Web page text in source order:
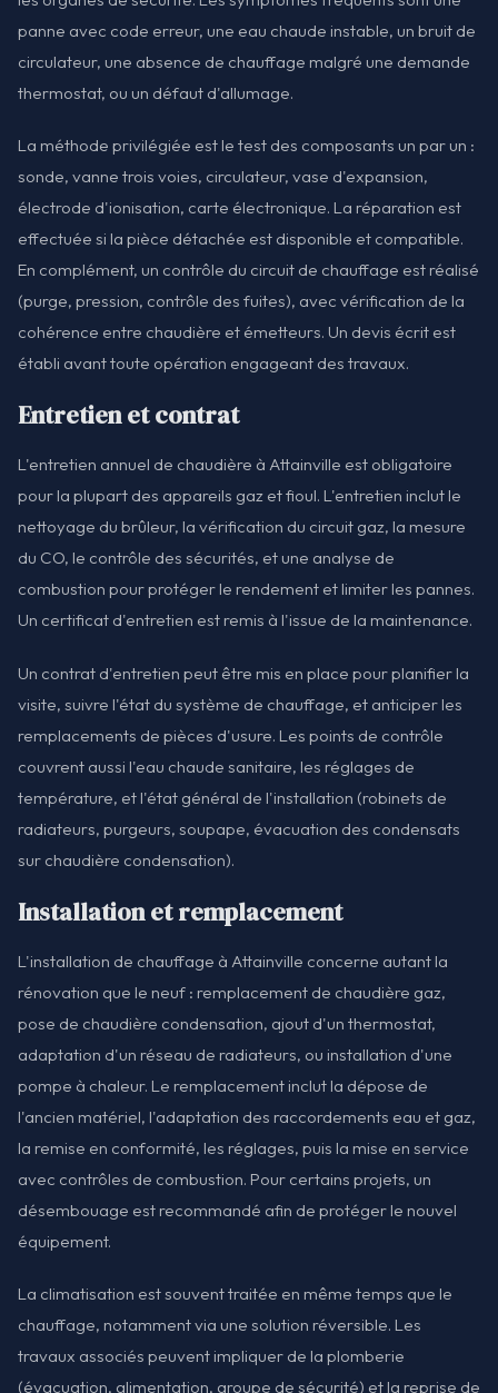
panne avec code erreur, une eau chaude instable, un bruit de
circulateur, une absence de chauffage malgré une demande
thermostat, ou un défaut d'allumage.
La méthode privilégiée est le test des composants un par un :
sonde, vanne trois voies, circulateur, vase d'expansion,
électrode d'ionisation, carte électronique. La réparation est
effectuée si la pièce détachée est disponible et compatible.
En complément, un contrôle du circuit de chauffage est réalisé
(purge, pression, contrôle des fuites), avec vérification de la
cohérence entre chaudière et émetteurs. Un devis écrit est
établi avant toute opération engageant des travaux.
Entretien et contrat
L'entretien annuel de chaudière à Attainville est obligatoire
pour la plupart des appareils gaz et fioul. L'entretien inclut le
nettoyage du brûleur, la vérification du circuit gaz, la mesure
du CO, le contrôle des sécurités, et une analyse de
combustion pour protéger le rendement et limiter les pannes.
Un certificat d'entretien est remis à l'issue de la maintenance.
Un contrat d'entretien peut être mis en place pour planifier la
visite, suivre l'état du système de chauffage, et anticiper les
remplacements de pièces d'usure. Les points de contrôle
couvrent aussi l'eau chaude sanitaire, les réglages de
température, et l'état général de l'installation (robinets de
radiateurs, purgeurs, soupape, évacuation des condensats
sur chaudière condensation).
Installation et remplacement
L'installation de chauffage à Attainville concerne autant la
rénovation que le neuf : remplacement de chaudière gaz,
pose de chaudière condensation, ajout d'un thermostat,
adaptation d'un réseau de radiateurs, ou installation d'une
pompe à chaleur. Le remplacement inclut la dépose de
l'ancien matériel, l'adaptation des raccordements eau et gaz,
la remise en conformité, les réglages, puis la mise en service
avec contrôles de combustion. Pour certains projets, un
désembouage est recommandé afin de protéger le nouvel
équipement.
La climatisation est souvent traitée en même temps que le
chauffage, notamment via une solution réversible. Les
travaux associés peuvent impliquer de la plomberie
(évacuation, alimentation, groupe de sécurité) et la reprise de